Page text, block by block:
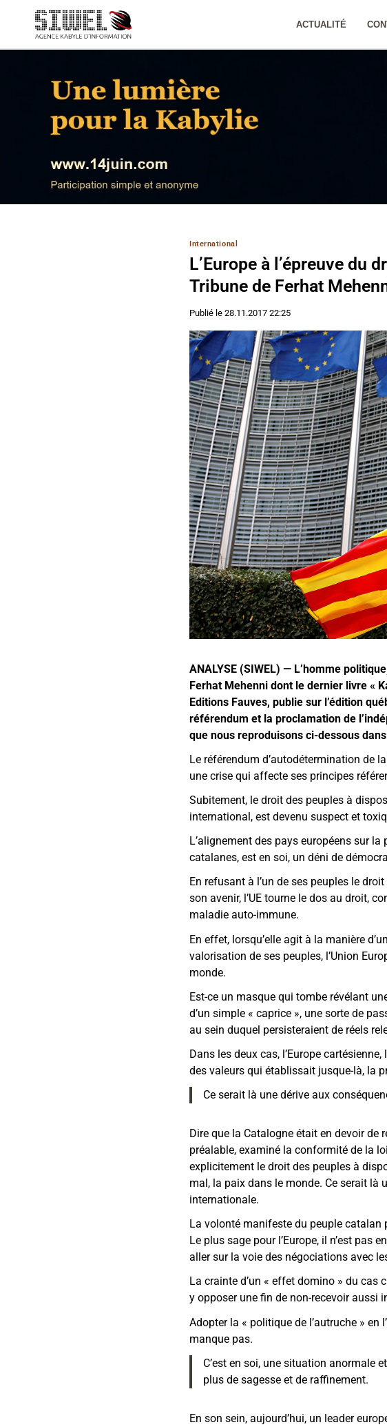
contenu
ACTUALITÉ
International
L’Europe à l’épreuve du
Tribune de Ferhat
Publié le 28.11.2017 22:25
ANALYSE (SIWEL) — L’homme
Ferhat Mehenni dont le dernier livre «
Editions Fauves, publie sur l’édition
référendum et la proclamation de
que nous reproduisons ci-dessous
Le référendum d’autodétermination de
une crise qui affecte ses principes
Subitement, le droit des peuples à
international, est devenu suspect et
L’alignement des pays européens sur
catalanes, est en soi, un déni de
En refusant à l’un de ses peuples le
son avenir, l’UE tourne le dos au droit,
maladie auto-immune.
En effet, lorsqu’elle agit à la manière
valorisation de ses peuples, l’Union
monde.
Est-ce un masque qui tombe révélant
d’un simple « caprice », une sorte de
au sein duquel persisteraient de réels
Dans les deux cas, l’Europe
des valeurs qui établissait jusque-là, la
Ce serait là une dérive aux
Dire que la Catalogne était en devoir de
préalable, examiné la conformité de la
explicitement le droit des peuples à
mal, la paix dans le monde. Ce serait là
internationale.
La volonté manifeste du peuple catalan
Le plus sage pour l’Europe, il n’est pas
aller sur la voie des négociations avec
La crainte d’un « effet domino » du cas
y opposer une fin de non-recevoir aussi
Adopter la « politique de l’autruche » en
manque pas.
C’est en soi, une situation anormale
plus de sagesse et de raffinement.
En son sein, aujourd’hui, un leader